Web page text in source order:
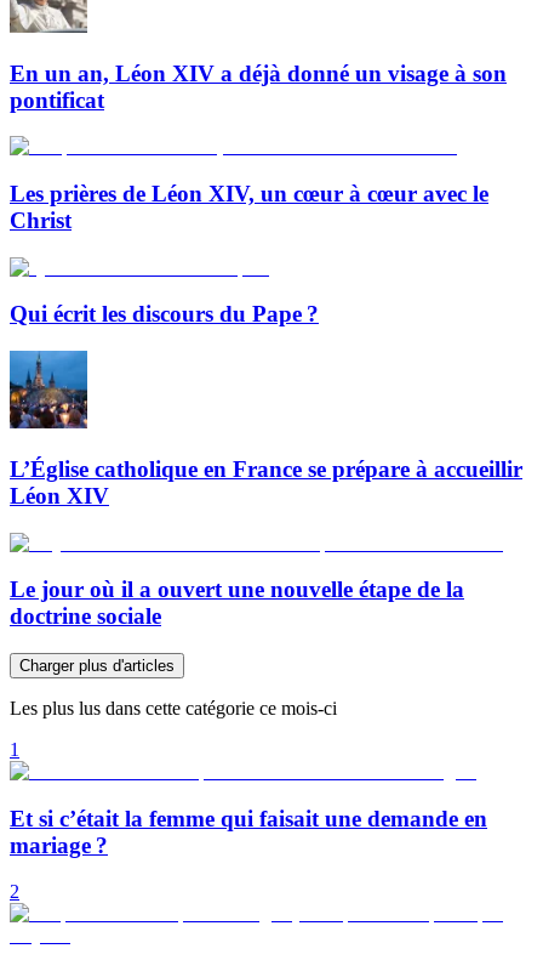
En un an, Léon XIV a déjà donné un visage à son
pontificat
Les prières de Léon XIV, un cœur à cœur avec le
Christ
Qui écrit les discours du Pape ?
L’Église catholique en France se prépare à accueillir
Léon XIV
Le jour où il a ouvert une nouvelle étape de la
doctrine sociale
Charger plus d'articles
Les plus lus dans cette catégorie ce mois-ci
1
Et si c’était la femme qui faisait une demande en
mariage ?
2